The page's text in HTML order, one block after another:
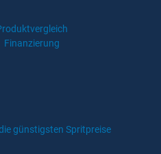
Finanzierung
günstigsten Spritpreise